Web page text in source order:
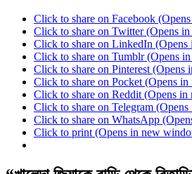
Click to share on Facebook
Click to share on Twitter (Opens
Click to share on LinkedIn
Click to share on Tumblr (Opens
Click to share on Pinterest
Click to share on Pocket (Opens
Click to share on Reddit (Opens
Click to share on Telegram
Click to share on WhatsApp
Click to print (Opens in new